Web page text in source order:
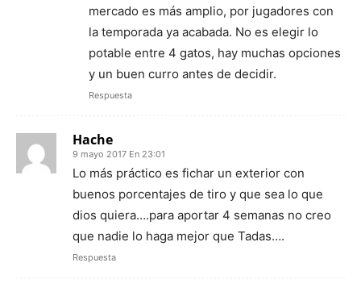
mercado es más amplio, por jugadores con
la temporada ya acabada. No es elegir lo
potable entre 4 gatos, hay muchas opciones
y un buen curro antes de decidir.
Respuesta
Hache
9 mayo 2017 En 23:01
Lo más práctico es fichar un exterior con
buenos porcentajes de tiro y que sea lo que
dios quiera….para aportar 4 semanas no creo
que nadie lo haga mejor que Tadas….
Respuesta